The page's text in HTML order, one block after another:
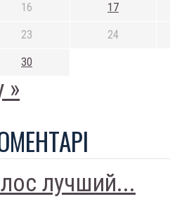
16 17
23 24
30
»
лучший...